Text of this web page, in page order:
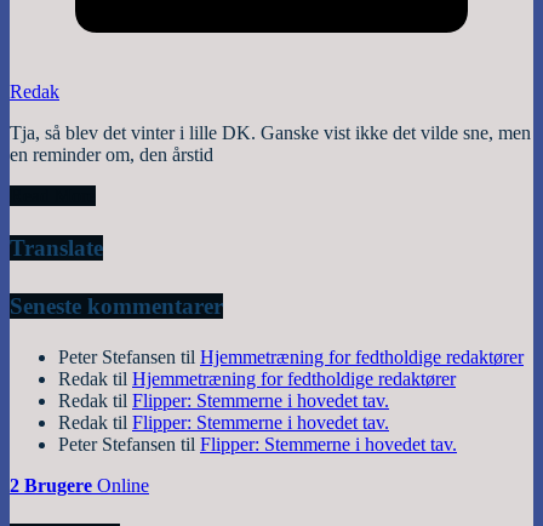
Redak
Tja, så blev det vinter i lille DK. Ganske vist ikke det vilde sne, men
en reminder om, den årstid
Translate
Seneste kommentarer
Peter Stefansen til Hjemmetræning for fedtholdige redaktører
Redak til Hjemmetræning for fedtholdige redaktører
Redak til Flipper: Stemmerne i hovedet tav.
Redak til Flipper: Stemmerne i hovedet tav.
Peter Stefansen til Flipper: Stemmerne i hovedet tav.
2 Brugere Online